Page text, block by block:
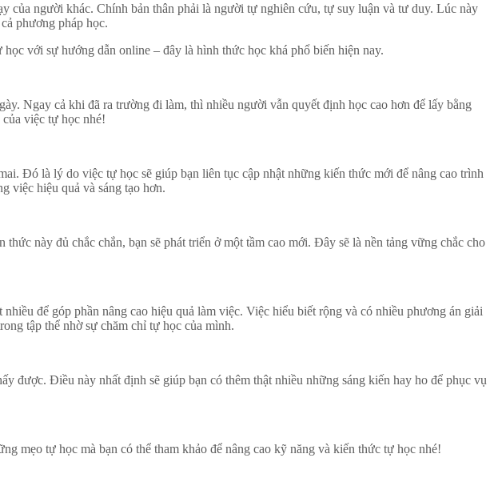
của người khác. Chính bản thân phải là người tự nghiên cứu, tự suy luận và tư duy. Lúc này
phương pháp học.
với sự hướng dẫn online – đây là hình thức học khá phổ biến hiện nay.
Ngay cả khi đã ra trường đi làm, thì nhiều người vẫn quyết định học cao hơn để lấy bằng
việc tự học nhé!
Đó là lý do việc tự học sẽ giúp bạn liên tục cập nhật những kiến thức mới để nâng cao trình
việc hiệu quả và sáng tạo hơn.
này đủ chắc chắn, bạn sẽ phát triển ở một tầm cao mới. Đây sẽ là nền tảng vững chắc cho
để góp phần nâng cao hiệu quả làm việc. Việc hiểu biết rộng và có nhiều phương án giải
tập thể nhờ sự chăm chỉ tự học của mình.
được. Điều này nhất định sẽ giúp bạn có thêm thật nhiều những sáng kiến hay ho để phục vụ
mẹo tự học mà bạn có thể tham khảo để nâng cao kỹ năng và kiến thức tự học nhé!